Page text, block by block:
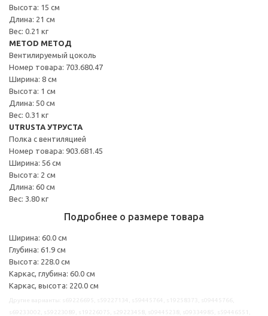
Высота: 15 см
Длина: 21 см
Вес: 0.21 кг
METOD МЕТОД
Вентилируемый цоколь
Номер товара: 703.680.47
Ширина: 8 см
Высота: 1 см
Длина: 50 см
Вес: 0.31 кг
UTRUSTA УТРУСТА
Полка с вентиляцией
Номер товара: 903.681.45
Ширина: 56 см
Высота: 2 см
Длина: 60 см
Вес: 3.80 кг
Подробнее о размере товара
Ширина: 60.0 см
Глубина: 61.9 см
Высота: 228.0 см
Каркас, глубина: 60.0 см
Каркас, высота: 220.0 см